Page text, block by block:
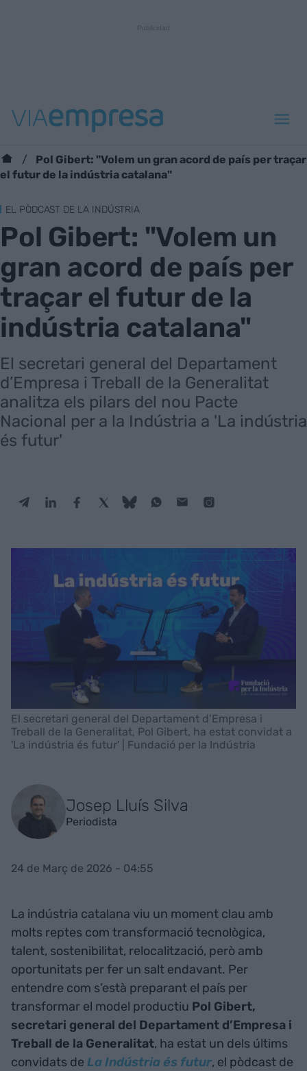
Pol Gibert: "Volem un gran acord de país per traçar
el futur de la indústria catalana"
EL PÒDCAST DE LA INDÚSTRIA
Pol Gibert: "Volem un
gran acord de país per
traçar el futur de la
indústria catalana"
El secretari general del Departament
d’Empresa i Treball de la Generalitat
analitza els pilars del nou Pacte
Nacional per a la Indústria a 'La indústria
és futur'
El secretari general del Departament d’Empresa i
Treball de la Generalitat, Pol Gibert, ha estat convidat a
'La indústria és futur' | Fundació per la Indústria
Josep Lluís Silva
Periodista
24 de Març de 2026 - 04:55
La indústria catalana viu un moment clau amb
molts reptes com transformació tecnològica,
talent, sostenibilitat, relocalització, però amb
oportunitats per fer un salt endavant. Per
entendre com s’està preparant el país per
transformar el model productiu Pol Gibert,
secretari general del Departament d’Empresa i
Treball de la Generalitat, ha estat un dels últims
convidats de La Indústria és futur, el pòdcast de